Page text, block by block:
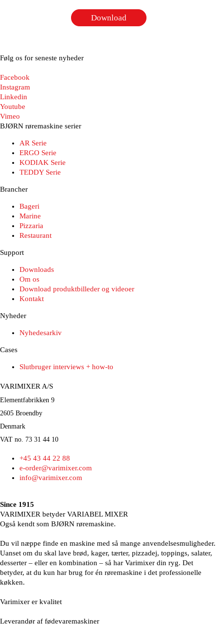
Download
Følg os for seneste nyheder
Facebook
Instagram
Linkedin
Youtube
Vimeo
BJØRN røremaskine serier
AR Serie
ERGO Serie
KODIAK Serie
TEDDY Serie
Brancher
Bageri
Marine
Pizzaria
Restaurant
Support
Downloads
Om os
Download produktbilleder og videoer
Kontakt
Nyheder
Nyhedesarkiv
Cases
Slutbruger interviews + how-to
VARIMIXER A/S
Elementfabrikken 9
2605 Broendby
Denmark
VAT no. 73 31 44 10
+45 43 44 22 88
e-order@varimixer.com
info@varimixer.com
Since 1915
VARIMIXER betyder VARIABEL MIXER
Også kendt som BJØRN røremaskine.
Du vil næppe finde en maskine med så mange anvendelsesmuligheder.
Uanset om du skal lave brød, kager, tærter, pizzadej, toppings, salater,
desserter – eller en kombination – så har Varimixer din ryg. Det
betyder, at du kun har brug for én røremaskine i det professionelle
køkken.
Varimixer er kvalitet
Leverandør af fødevaremaskiner